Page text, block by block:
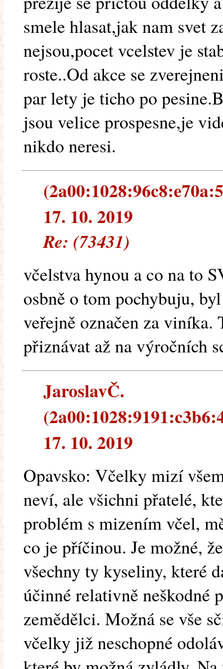
smele hlasat,jak nam svet
nejsou,pocet vcelstev je
roste..Od akce se
par lety je ticho po
jsou velice prospesne,je
nikdo neresi.
17. 10. 2019
Re: (73431)
včelstva hynou a co na to
osbně o tom pochybuju,
veřejně označen za viníka.
přiznávat až na výročních
JaroslavČ.
17. 10. 2019
Opavsko: Včelky mizí
neví, ale všichni přatelé,
problém s mizením včel,
co je příčinou. Je možné,
všechny ty kyseliny, které
účinné relativně neškodné
zemědělci. Možná se vše
včelky již neschopné